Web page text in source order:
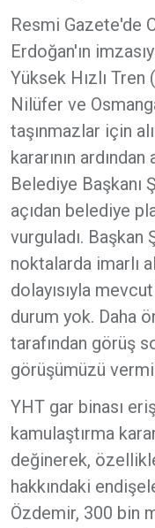
Resmi Gazete'de
Erdoğan'ın
Yüksek Hızlı
Nilüfer ve
taşınmazlar için
kararının
Belediye Başkanı
açıdan belediye
vurguladı.
noktalarda imarlı
dolayısıyla
durum yok. Daha
tarafından görüş
görüşümüzü
YHT gar binası
kamulaştırma
değinerek,
hakkındaki
Özdemir, 300 bin